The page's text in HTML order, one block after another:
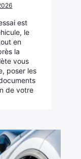
est
le
en
la
vous
poser les
de votre